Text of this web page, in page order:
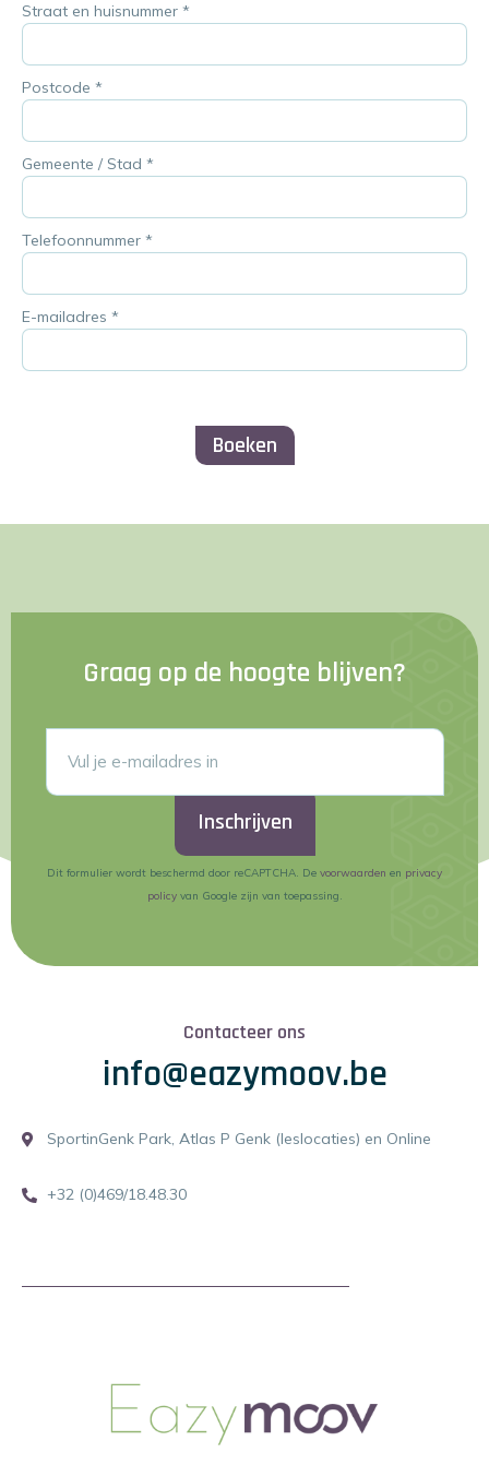
Straat en huisnummer *
Postcode *
Gemeente / Stad *
Telefoonnummer *
E-mailadres *
Boeken
Graag op de hoogte blijven?
Inschrijven
Dit formulier wordt beschermd door reCAPTCHA. De voorwaarden en privacy
policyvan Google zijn van toepassing.
Contacteer ons
info@eazymoov.be
SportinGenk Park, Atlas P Genk (leslocaties) en Online
+32 (0)469/18.48.30